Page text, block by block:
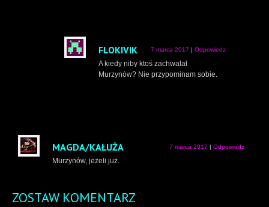
FLOKIVIK 7 marca 2017 | Odpowiedz
A kiedy niby ktoś zachwalał
Murzynów? Nie przypominam sobie.
MAGDA/KAŁUŻA 7 marca 2017 | Odpowiedz
Murzynów, jeżeli już.
ZOSTAW KOMENTARZ